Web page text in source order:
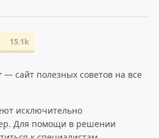
15.1k
— сайт полезных советов на все
исключительно
Для помощи в решении